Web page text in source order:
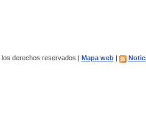
derechos reservados | Mapa web|